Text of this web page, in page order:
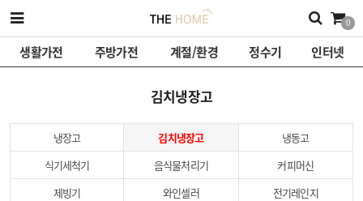
0
생활가전 주방가전 계절/환경 정수기 인터넷
김치냉장고
냉장고 김치냉장고
냉동고
식기세척기
음식물처리기
커피머신
제빙기
와인셀러
전기레인지